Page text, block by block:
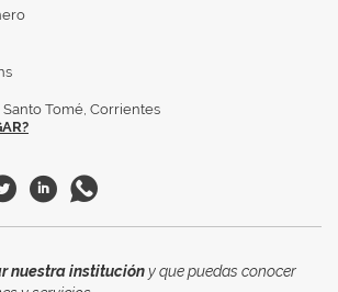
Tomé, Corrientes
TwitterLinkedin
Whatsapp
nuestra institucióny que puedas conocer